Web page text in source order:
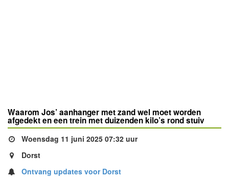
Waarom Jos’ aanhanger met zand wel moet worden
afgedekt en een trein met duizenden kilo’s rond stuiv
Woensdag 11 juni 2025 07:32 uur
Dorst
Ontvang updates voor Dorst